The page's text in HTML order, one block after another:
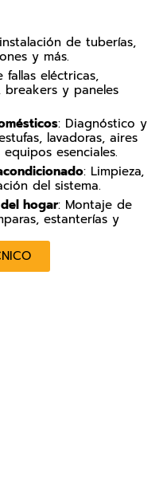
de tuberías,
y más.
fallas eléctricas,
breakers y paneles
: Diagnóstico y
lavadoras, aires
esenciales.
: Limpieza,
del sistema.
hogar: Montaje de
estanterías y